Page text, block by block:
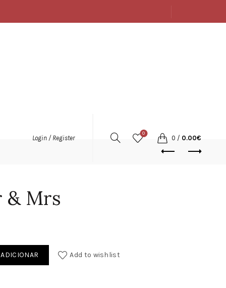
Login / Register
0
0 / 0.00€
& Mrs
de Carimbo Mr & Mrs
ADICIONAR Add to wishlist